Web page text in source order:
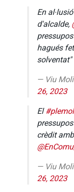
En
d'alcalde,
hagués
solventat"
— Viu
26, 2023
El
crèdit
— Viu
26, 2023